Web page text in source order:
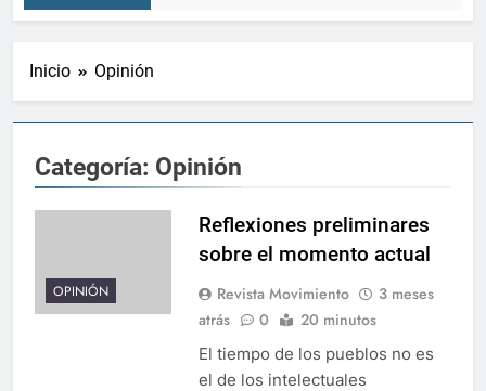
Inicio Opinión
Categoría: Opinión
OPINIÓN
Reflexiones preliminares
sobre el momento actual
Revista Movimiento
3 meses
atrás
0 20 minutos
El tiempo de los pueblos no es
el de los intelectuales